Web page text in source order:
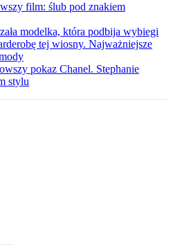
film: ślub pod znakiem
modelka, która podbija wybiegi
tej wiosny. Najważniejsze
pokaz Chanel. Stephanie
stylu